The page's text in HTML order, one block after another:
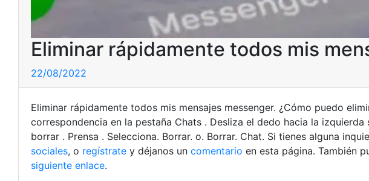
Eliminar rápidamente todos mis
22/08/2022
Eliminar rápidamente todos mis mensajes messenger. ¿Cómo puedo
correspondencia en la pestaña Chats . Desliza el dedo hacia la
borrar . Prensa . Selecciona. Borrar. o. Borrar. Chat. Si tienes alguna
sociales, o regístrate y déjanos un comentario en esta página. También
siguiente enlace.